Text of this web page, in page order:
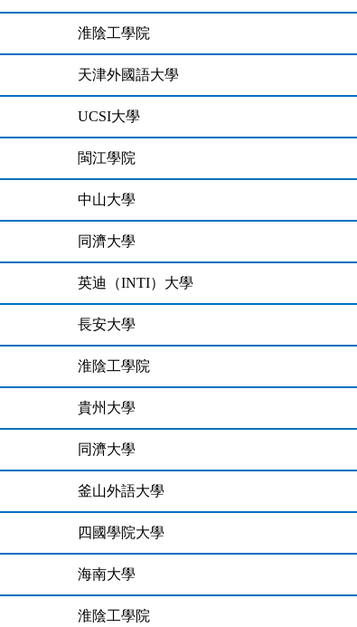
淮陰工學院
天津外國語大學
UCSI大學
閩江學院
中山大學
同濟大學
英迪（INTI）大學
長安大學
淮陰工學院
貴州大學
同濟大學
釜山外語大學
四國學院大學
海南大學
淮陰工學院